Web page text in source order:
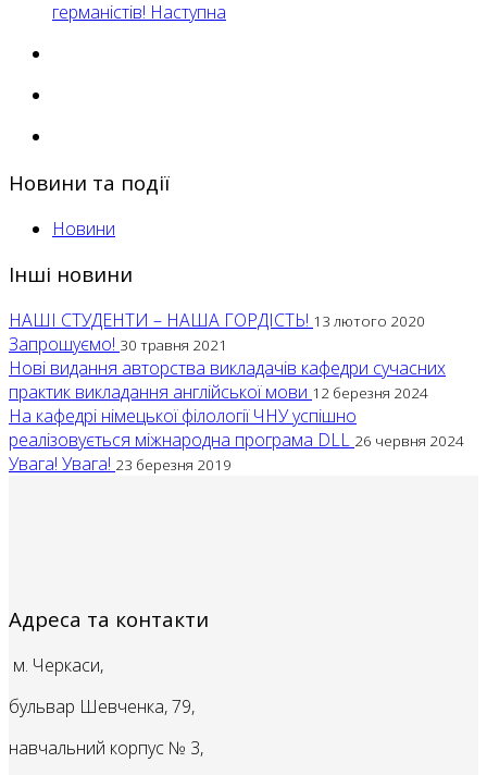
германістів! Наступна
Новини та події
Новини
Інші новини
НАШІ СТУДЕНТИ – НАША ГОРДІСТЬ! 13 лютого 2020
Запрошуємо! 30 травня 2021
Нові видання авторства викладачів кафедри сучасних
практик викладання англійської мови 12 березня 2024
На кафедрі німецької філології ЧНУ успішно
реалізовується міжнародна програма DLL 26 червня 2024
Увага! Увага! 23 березня 2019
Адреса та контакти
м. Черкаси,
бульвар Шевченка, 79,
навчальний корпус № 3,